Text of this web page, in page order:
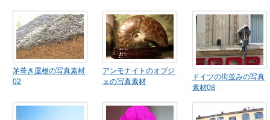
茅葺き屋根の写真素材
02
アンモナイトのオブジ
ェの写真素材
ドイツの街並みの写真
素材08